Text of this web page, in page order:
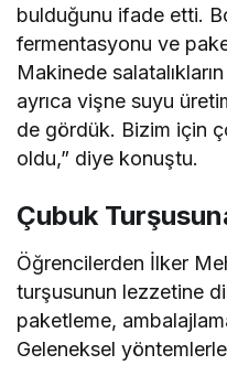
bulduğunu ifade etti.
fermentasyonu ve
Makinede
ayrıca vişne suyu
de gördük. Bizim için
oldu,” diye konuştu.
Çubuk
Öğrencilerden İlker
turşusunun lezzetine
paketleme,
Geleneksel yöntemlerle